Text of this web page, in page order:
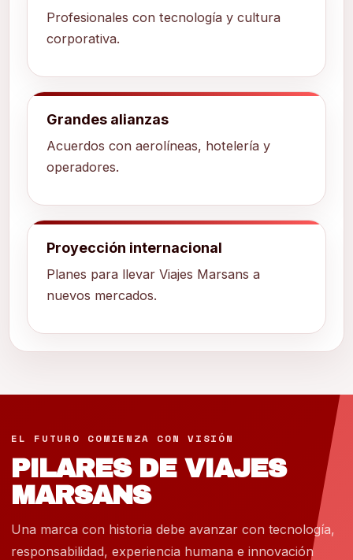
Profesionales con tecnología y cultura
corporativa.
Grandes alianzas
Acuerdos con aerolíneas, hotelería y
operadores.
Proyección internacional
Planes para llevar Viajes Marsans a
nuevos mercados.
EL FUTURO COMIENZA CON VISIÓN
PILARES DE VIAJES
MARSANS
Una marca con historia debe avanzar con tecnología,
responsabilidad, experiencia humana e innovación